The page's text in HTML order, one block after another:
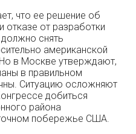
что ее решение об
отказе от разработки
снять
американской
в Москве утверждают,
в правильном
Ситуацию осложняют
добиться
района
побережье США.